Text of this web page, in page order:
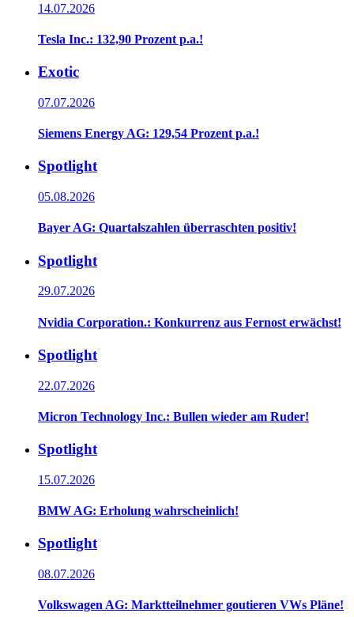
14.07.2026
Tesla Inc.: 132,90 Prozent p.a.!
Exotic
07.07.2026
Siemens Energy AG: 129,54 Prozent p.a.!
Spotlight
05.08.2026
Bayer AG: Quartalszahlen überraschten positiv!
Spotlight
29.07.2026
Nvidia Corporation.: Konkurrenz aus Fernost erwächst!
Spotlight
22.07.2026
Micron Technology Inc.: Bullen wieder am Ruder!
Spotlight
15.07.2026
BMW AG: Erholung wahrscheinlich!
Spotlight
08.07.2026
Volkswagen AG: Marktteilnehmer goutieren VWs Pläne!